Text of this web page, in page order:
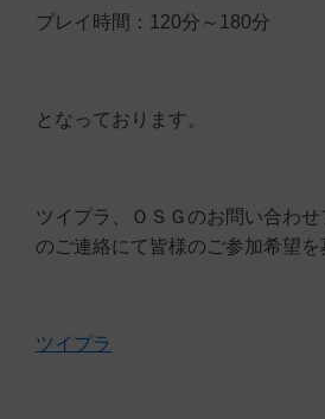
プレイ時間：120分～180分
となっております。
ツイプラ、ＯＳＧのお問い合わ
のご連絡にて皆様のご参加希望を
ツイプラ